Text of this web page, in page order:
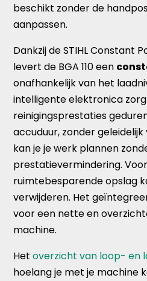
beschikt zonder de
aanpassen.
Dankzij de STIHL Constant
levert de BGA 110 een
onafhankelijk van het
intelligente elektronica
reinigingsprestaties
accuduur, zonder
kan je je werk plannen
prestatievermindering.
ruimtebesparende opslag
verwijderen. Het
voor een nette en
machine.
Hetoverzicht van loop- en
hoelang je met je machine